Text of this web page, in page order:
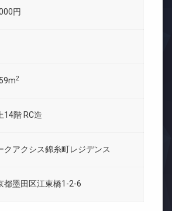
円
2
14階 RC造
クアクシス錦糸町レジデンス
都墨田区江東橋1-2-6